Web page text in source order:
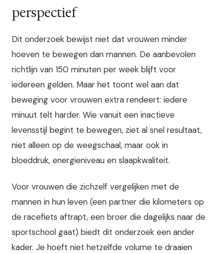
perspectief
Dit onderzoek bewijst niet dat vrouwen minder
hoeven te bewegen dan mannen. De aanbevolen
richtlijn van 150 minuten per week blijft voor
iedereen gelden. Maar het toont wel aan dat
beweging voor vrouwen extra rendeert: iedere
minuut telt harder. Wie vanuit een inactieve
levensstijl begint te bewegen, ziet al snel resultaat,
niet alleen op de weegschaal, maar ook in
bloeddruk, energieniveau en slaapkwaliteit.
Voor vrouwen die zichzelf vergelijken met de
mannen in hun leven (een partner die kilometers op
de racefiets aftrapt, een broer die dagelijks naar de
sportschool gaat) biedt dit onderzoek een ander
kader. Je hoeft niet hetzelfde volume te draaien